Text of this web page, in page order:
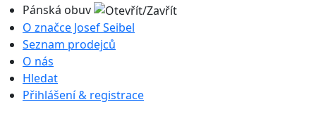
Pánská obuv
O značce Josef Seibel
Seznam prodejců
O nás
Hledat
Přihlášení & registrace